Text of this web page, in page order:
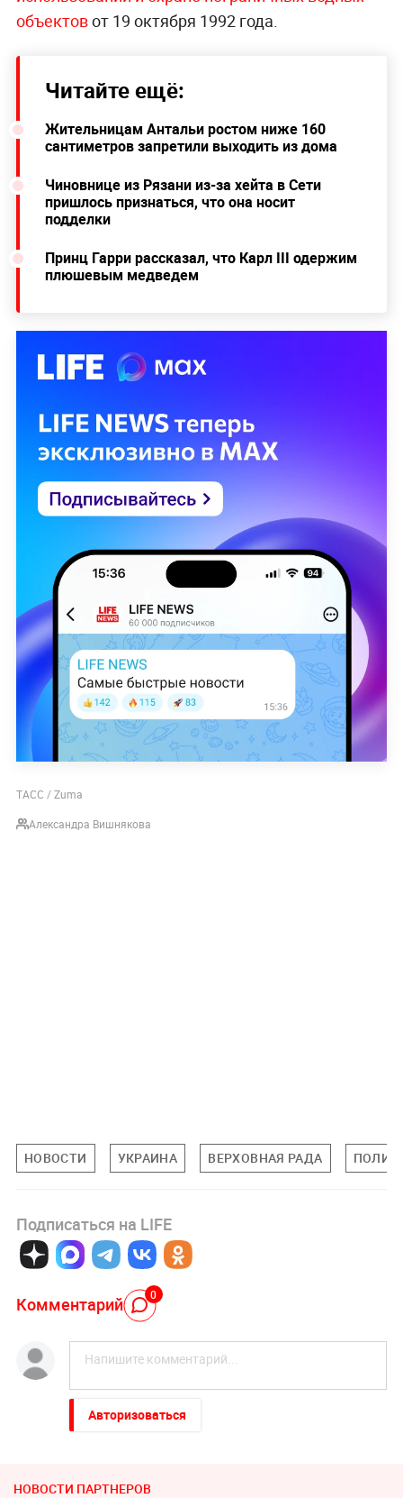
объектовот 19 октября 1992 года.
Читайте ещё:
Жительницам Антальи ростом ниже 160
сантиметров запретили выходить из дома
Чиновнице из Рязани из-за хейта в Сети
пришлось признаться, что она носит
подделки
Принц Гарри рассказал, что Карл III одержим
плюшевым медведем
ТАСС / Zuma
Александра Вишнякова
НОВОСТИ УКРАИНА ВЕРХОВНАЯ РАДА
Подписаться на LIFE
Комментарий 0
Авторизоваться
НОВОСТИ ПАРТНЕРОВ